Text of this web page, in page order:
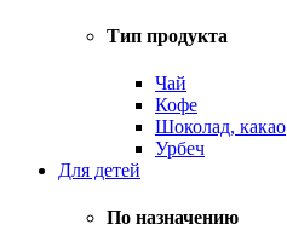
Тип продукта
Чай
Кофе
Шоколад, какао
Урбеч
Для детей
По назначению